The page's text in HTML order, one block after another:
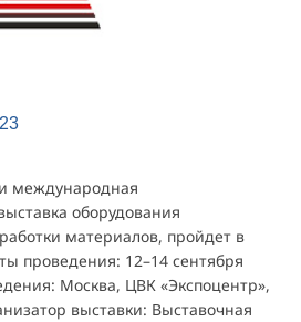
международная
оборудования
материалов, пройдет в
проведения: 12–14 сентября
Москва, ЦВК «Экспоцентр»,
выставки: Выставочная